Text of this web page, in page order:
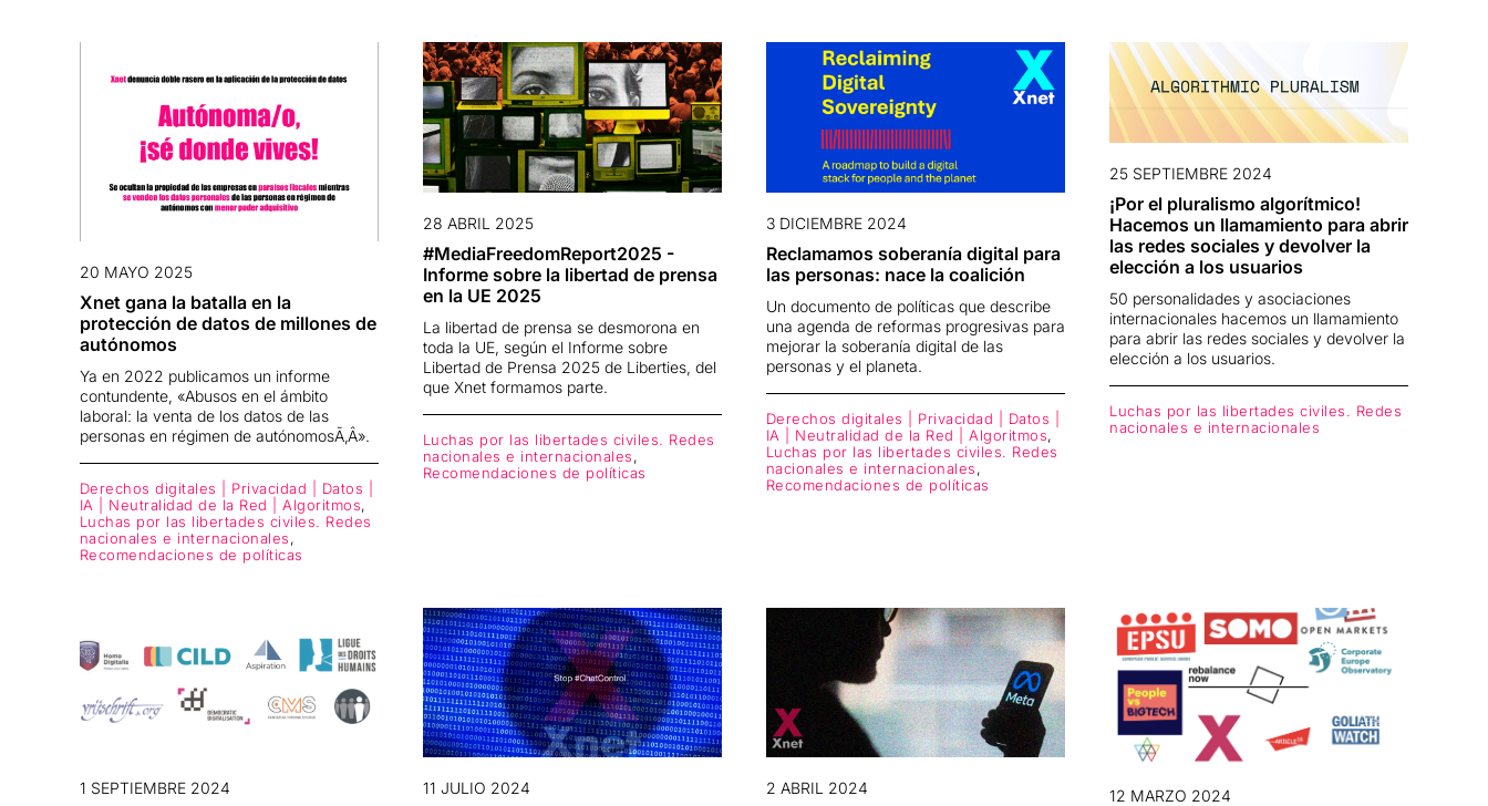
20 MAYO 2025
Xnet gana la batalla en la
protección de datos de millones de
autónomos
Ya en 2022 publicamos un informe
contundente, «Abusos en el ámbito
laboral: la venta de los datos de las
personas en régimen de autónomosÃ‚Â».
Derechos digitales | Privacidad | Datos |
IA | Neutralidad de la Red | Algoritmos,
Luchas por las libertades civiles. Redes
nacionales e internacionales,
Recomendaciones de políticas
28 ABRIL 2025
#MediaFreedomReport2025 -
Informe sobre la libertad de prensa
en la UE 2025
La libertad de prensa se desmorona en
toda la UE, según el Informe sobre
Libertad de Prensa 2025 de Liberties, del
que Xnet formamos parte.
Luchas por las libertades civiles. Redes
nacionales e internacionales,
Recomendaciones de políticas
3 DICIEMBRE 2024
Reclamamos soberanía digital para
las personas: nace la coalición
Un documento de políticas que describe
una agenda de reformas progresivas para
mejorar la soberanía digital de las
personas y el planeta.
Derechos digitales | Privacidad | Datos |
IA | Neutralidad de la Red | Algoritmos,
Luchas por las libertades civiles. Redes
nacionales e internacionales,
Recomendaciones de políticas
25 SEPTIEMBRE 2024
¡Por el pluralismo algorítmico!
Hacemos un llamamiento para abrir
las redes sociales y devolver la
elección a los usuarios
50 personalidades y asociaciones
internacionales hacemos un llamamiento
para abrir las redes sociales y devolver la
elección a los usuarios.
Luchas por las libertades civiles. Redes
nacionales e internacionales
1 SEPTIEMBRE 2024 11 JULIO 2024 2 ABRIL 2024 12 MARZO 2024